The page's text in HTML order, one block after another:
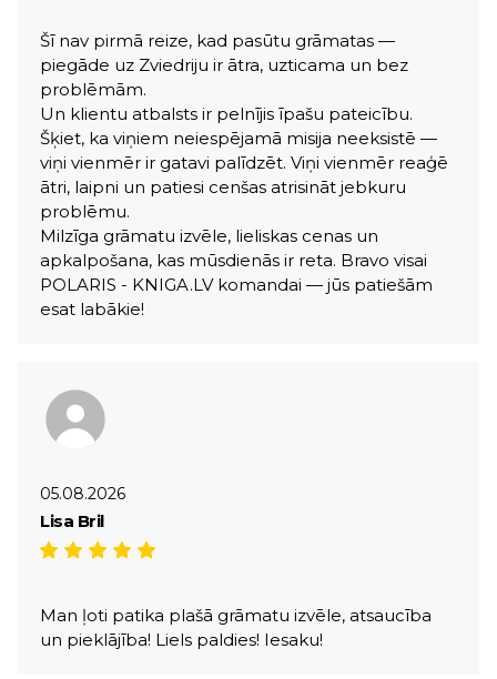
Šī nav pirmā reize, kad pasūtu grāmatas —
piegāde uz Zviedriju ir ātra, uzticama un bez
problēmām.
Un klientu atbalsts ir pelnījis īpašu pateicību.
Šķiet, ka viņiem neiespējamā misija neeksistē —
viņi vienmēr ir gatavi palīdzēt. Viņi vienmēr reaģē
ātri, laipni un patiesi cenšas atrisināt jebkuru
problēmu.
Milzīga grāmatu izvēle, lieliskas cenas un
apkalpošana, kas mūsdienās ir reta. Bravo visai
POLARIS - KNIGA.LV komandai — jūs patiešām
esat labākie!
05.08.2026
Lisa Bril
Man ļoti patika plašā grāmatu izvēle, atsaucība
un pieklājība! Liels paldies! Iesaku!